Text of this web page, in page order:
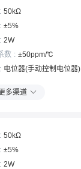
50kΩ
±5%
2W
数
±50ppm/℃
电位器(手动控制电位器)
多渠道
50kΩ
±5%
2W